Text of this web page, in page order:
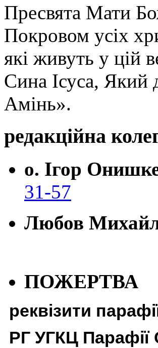
Пресвята Мати
Покровом усіх
які живуть у цій
Сина Ісуса,
Амінь».
редакційна
о. Ігор
31-57
Любов
ПОЖЕРТВА
реквізити
РГ УГКЦ Парафії